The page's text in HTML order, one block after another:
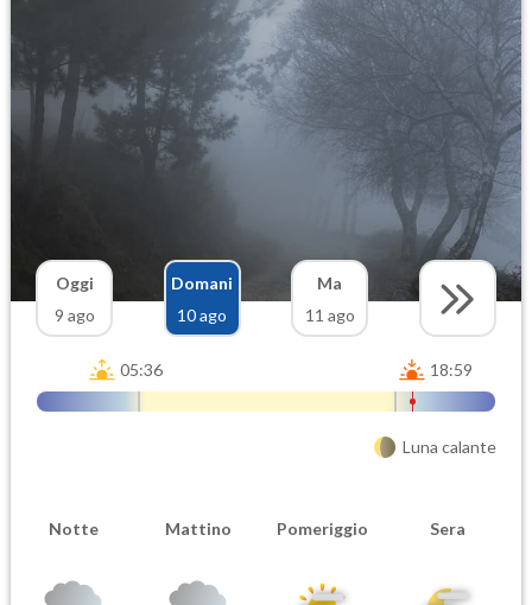
Oggi
9 ago
Domani
10 ago
Ma
11 ago
05:36 18:59
Luna calante
Notte Mattino Pomeriggio Sera